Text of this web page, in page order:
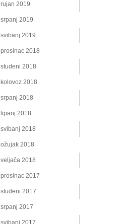
rujan 2019
srpanj 2019
svibanj 2019
prosinac 2018
studeni 2018
kolovoz 2018
srpanj 2018
lipanj 2018
svibanj 2018
ožujak 2018
veljača 2018
prosinac 2017
studeni 2017
srpanj 2017
svibanj 2017